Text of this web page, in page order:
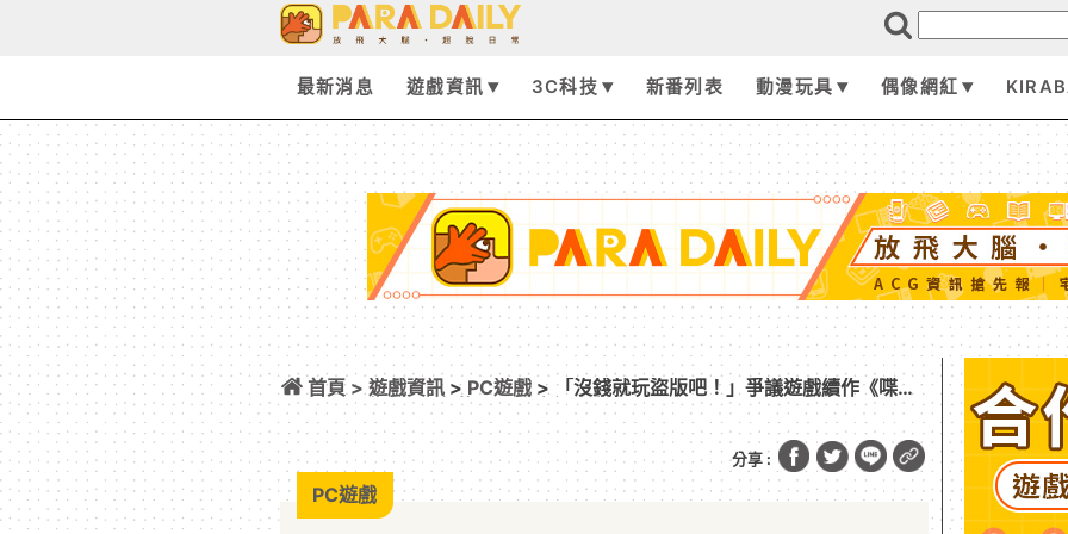
最新消息 遊戲資訊 3C科技 新番列表 動漫玩具 偶像網紅
首頁 >遊戲資訊 > PC遊戲 > 「沒錢就玩盜版吧！」爭議遊戲續作《喋血
街頭4：無悔》開發商語出驚人
分享 :
PC遊戲